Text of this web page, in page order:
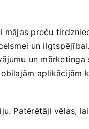
preču
un
un
Patērētāji vēlas,